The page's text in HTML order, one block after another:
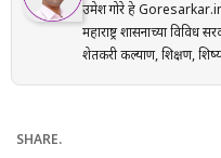
उमेश गोरे हे
महाराष्ट्र शासनाच्या विविध
शेतकरी कल्याण, शिक्षण,
आणि संबंधित अधिकृत
वाचकांना अर्ज प्रक्रिया,
SHARE.